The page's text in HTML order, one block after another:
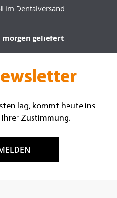
im Dentalversand
morgen geliefert
lag, kommt heute ins
Zustimmung.